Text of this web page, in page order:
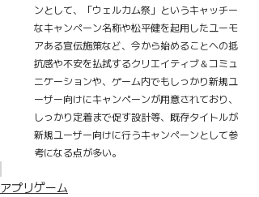
ンとして、「ウェルカム祭」というキャッチー
なキャンペーン名称や松平健を起用したユーモ
アある宣伝施策など、今から始めることへの抵
抗感や不安を払拭するクリエイティブ＆コミュ
ニケーションや、ゲーム内でもしっかり新規ユ
ーザー向けにキャンペーンが用意されており、
しっかり定着まで促す設計等、既存タイトルが
新規ユーザー向けに行うキャンペーンとして参
考になる点が多い。
アプリゲーム